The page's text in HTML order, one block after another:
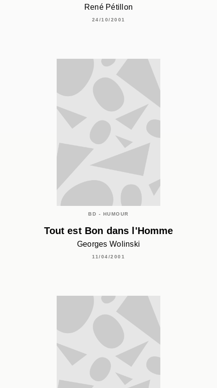
René Pétillon
24/10/2001
BD - HUMOUR
Tout est Bon dans l'Homme
Georges Wolinski
11/04/2001